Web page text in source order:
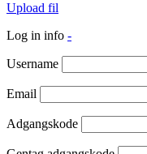
Upload fil
Log in info -
Username
Email
Adgangskode